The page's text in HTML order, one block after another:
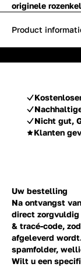
originele
Nicht gut,
Klanten
Product
Uw bestelling
Na ontvangst
direct zorgvuldig
& tracé-code,
afgeleverd
spamfolder,
Wilt u een